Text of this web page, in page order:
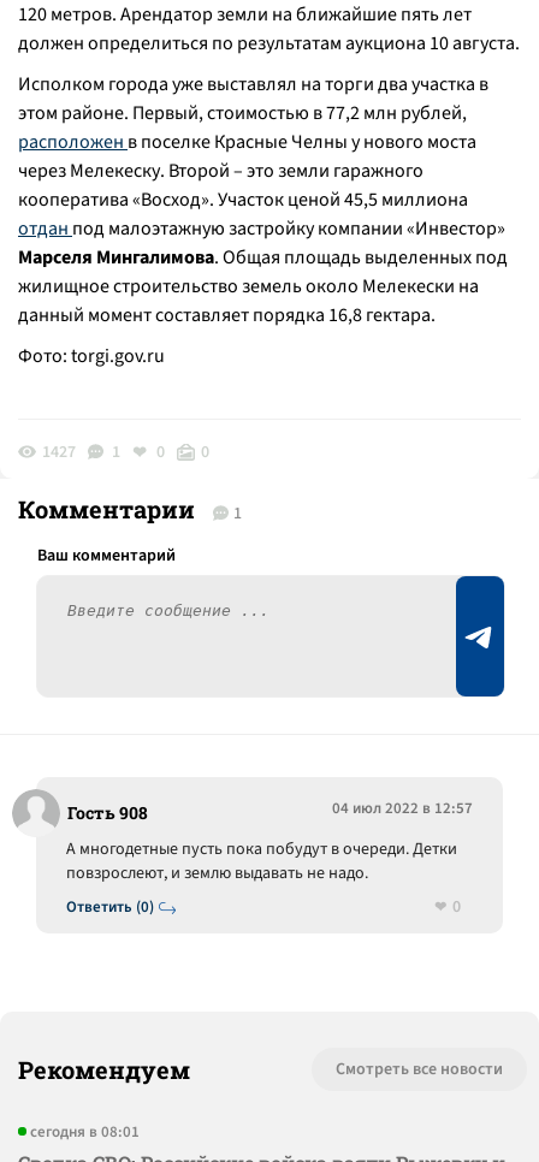
120 метров. Арендатор земли на ближайшие пять лет
должен определиться по результатам аукциона 10 августа.
Исполком города уже выставлял на торги два участка в
этом районе. Первый, стоимостью в 77,2 млн рублей,
расположен в поселке Красные Челны у нового моста
через Мелекеску. Второй – это земли гаражного
кооператива «Восход». Участок ценой 45,5 миллиона
отдан под малоэтажную застройку компании «Инвестор»
Марселя Мингалимова. Общая площадь выделенных под
жилищное строительство земель около Мелекески на
данный момент составляет порядка 16,8 гектара.
Фото:torgi.gov.ru
1427 1 0 0
Комментарии 1
Гость 908 04 июл 2022 в 12:57
Ответить (0)
А многодетные пусть пока побудут в очереди. Детки
повзрослеют, и землю выдавать не надо.
0
Рекомендуем Смотреть все новости
сегодня в 08:01